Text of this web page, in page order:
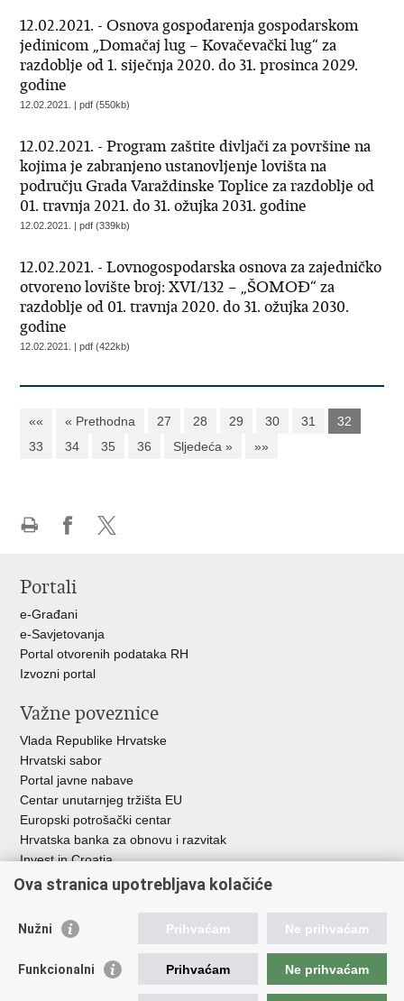
12.02.2021. - Osnova gospodarenja gospodarskom
jedinicom „Domačaj lug – Kovačevački lug“ za
razdoblje od 1. siječnja 2020. do 31. prosinca 2029.
godine
12.02.2021. | pdf (550kb)
12.02.2021. - Program zaštite divljači za površine na
kojima je zabranjeno ustanovljenje lovišta na
području Grada Varaždinske Toplice za razdoblje od
01. travnja 2021. do 31. ožujka 2031. godine
12.02.2021. | pdf (339kb)
12.02.2021. - Lovnogospodarska osnova za zajedničko
otvoreno lovište broj: XVI/132 – „ŠOMOĐ“ za
razdoblje od 01. travnja 2020. do 31. ožujka 2030.
godine
12.02.2021. | pdf (422kb)
«« « Prethodna 27 28 29 30 31
32
33
34 35 36 Sljedeća » »»
Facebooku
Portali
e-Građani
e-Savjetovanja
Portal otvorenih podataka RH
Izvozni portal
Važne poveznice
Vlada Republike Hrvatske
Hrvatski sabor
Portal javne nabave
Centar unutarnjeg tržišta EU
Europski potrošački centar
Hrvatska banka za obnovu i razvitak
Invest in Croatia
Europska banka za obnovu i razvoj
Središnja agencija za financiranje i ugovaranje
Institucije i javne ustanove u nadležnosti
Ministarstva
Ova stranica upotrebljava kolačiće
Nužni Prihvaćam Ne prihvaćam
Funkcionalni Prihvaćam Ne prihvaćam